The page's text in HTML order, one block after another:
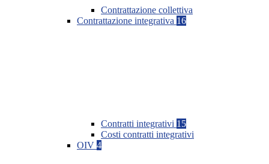
Contrattazione collettiva
Contrattazione integrativa 16
Contratti integrativi 15
Costi contratti integrativi
OIV 4